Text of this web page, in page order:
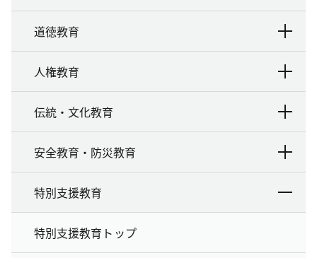
道徳教育
人権教育
伝統・文化教育
安全教育・防災教育
特別支援教育
特別支援教育トップ